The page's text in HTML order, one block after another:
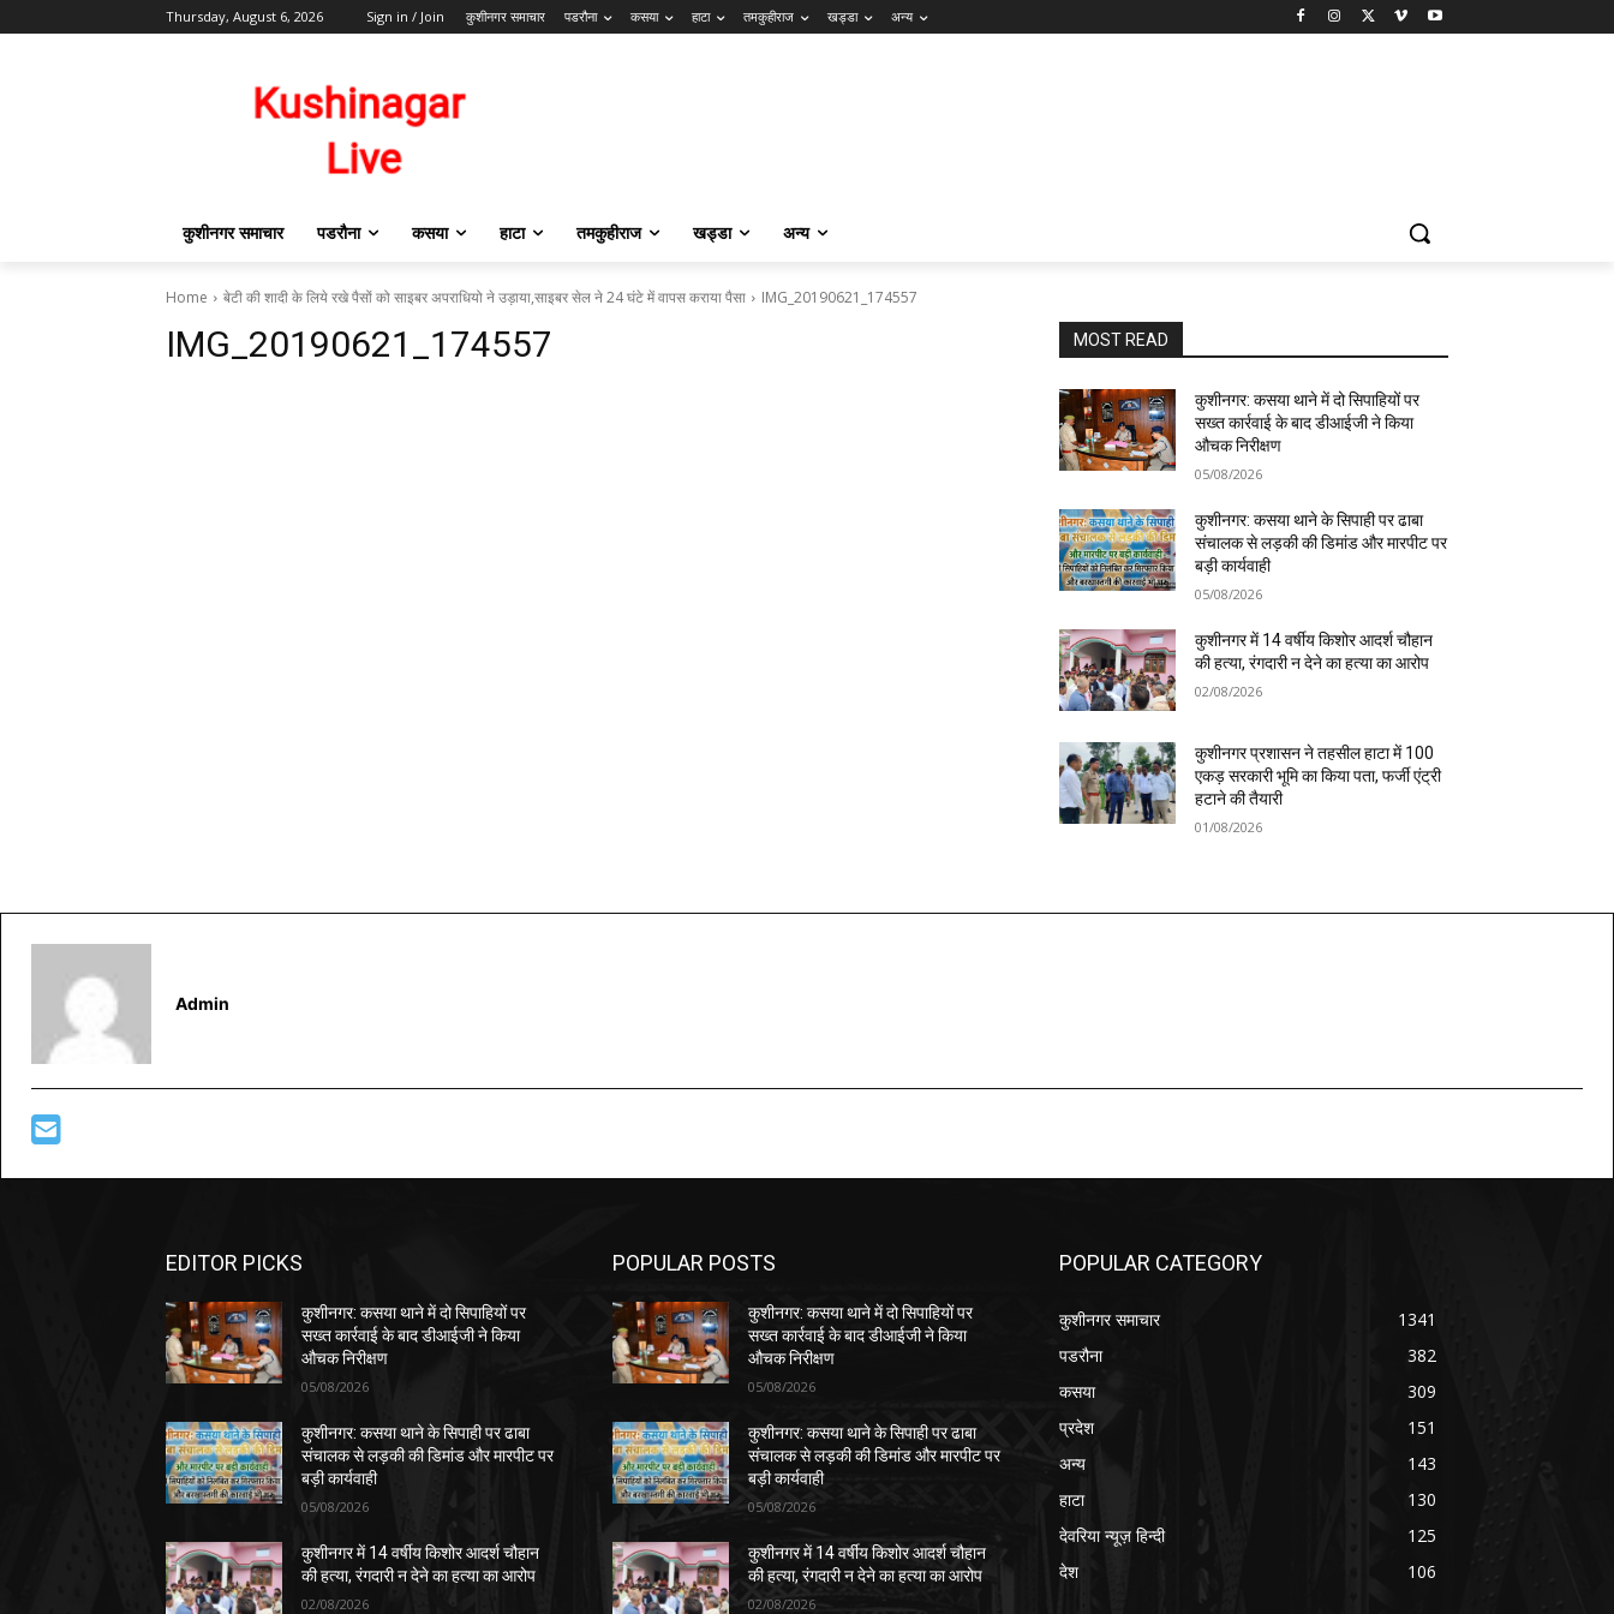
Thursday, August 6, 2026 Sign in / Join कुशीनगर समाचार पडरौना कसया हाटा तमकुहीराज खड्डा अन्य
कुशीनगर समाचार पडरौना कसया हाटा तमकुहीराज खड्डा अन्य
Home बेटी की शादी के लिये रखे पैसों को साइबर अपराधियो ने उड़ाया,साइबर सेल ने 24 घंटे में वापस कराया पैसा IMG_20190621_174557
IMG_20190621_174557 MOST READ
कुशीनगर: कसया थाने में दो सिपाहियों पर
सख्त कार्रवाई के बाद डीआईजी ने किया
औचक निरीक्षण
05/08/2026
कुशीनगर: कसया थाने के सिपाही पर ढाबा
संचालक से लड़की की डिमांड और मारपीट पर
बड़ी कार्यवाही
05/08/2026
कुशीनगर में 14 वर्षीय किशोर आदर्श चौहान
की हत्या, रंगदारी न देने का हत्या का आरोप
02/08/2026
कुशीनगर प्रशासन ने तहसील हाटा में 100
एकड़ सरकारी भूमि का किया पता, फर्जी एंट्री
हटाने की तैयारी
01/08/2026
Admin
EDITOR PICKS
कुशीनगर: कसया थाने में दो सिपाहियों पर
सख्त कार्रवाई के बाद डीआईजी ने किया
औचक निरीक्षण
05/08/2026
कुशीनगर: कसया थाने के सिपाही पर ढाबा
संचालक से लड़की की डिमांड और मारपीट पर
बड़ी कार्यवाही
05/08/2026
कुशीनगर में 14 वर्षीय किशोर आदर्श चौहान
की हत्या, रंगदारी न देने का हत्या का आरोप
02/08/2026
POPULAR POSTS
कुशीनगर: कसया थाने में दो सिपाहियों पर
सख्त कार्रवाई के बाद डीआईजी ने किया
औचक निरीक्षण
05/08/2026
कुशीनगर: कसया थाने के सिपाही पर ढाबा
संचालक से लड़की की डिमांड और मारपीट पर
बड़ी कार्यवाही
05/08/2026
कुशीनगर में 14 वर्षीय किशोर आदर्श चौहान
की हत्या, रंगदारी न देने का हत्या का आरोप
02/08/2026
POPULAR CATEGORY
कुशीनगर समाचार
1341
पडरौना
382
कसया
309
प्रदेश
151
अन्य
143
हाटा
130
देवरिया न्यूज़ हिन्दी
125
देश
106